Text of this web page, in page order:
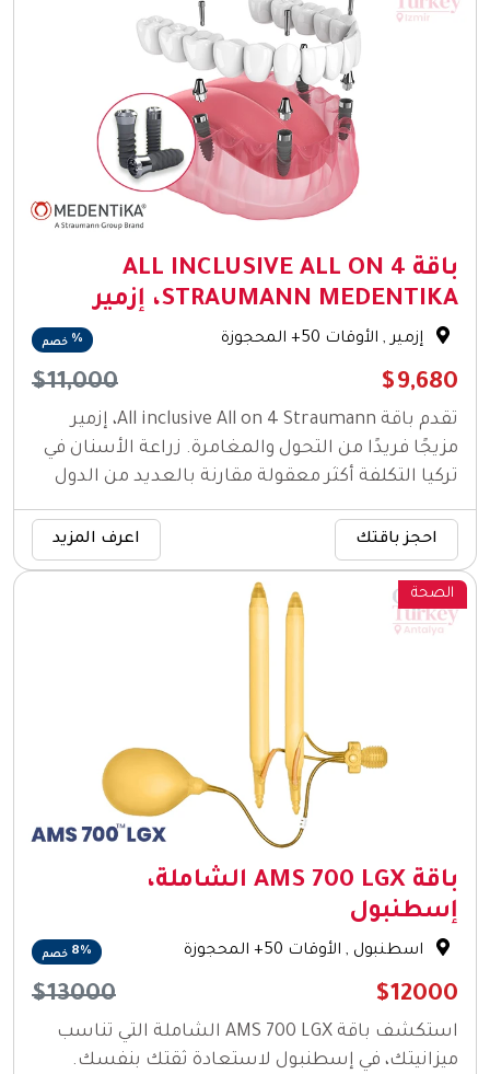
باقة ALL INCLUSIVE ALL ON 4
STRAUMANN MEDENTIKA، إزمير
إزمير, الأوقات 50+ المحجوزة %خصم
$9,680
$11,000
تقدم باقة All inclusive All on 4 Straumann، إزمير
مزيجًا فريدًا من التحول والمغامرة. زراعة الأسنان في
تركيا التكلفة أكثر معقولة مقارنة بالعديد من الدول
الأخرى.
احجز باقتك اعرف المزيد
الصحة
باقة AMS 700 LGX الشاملة،
إسطنبول
اسطنبول , الأوقات 50+ المحجوزة 8% خصم
$12000
$13000
استكشف باقة AMS 700 LGX الشاملة التي تناسب
ميزانيتك، في إسطنبول لاستعادة ثقتك بنفسك.